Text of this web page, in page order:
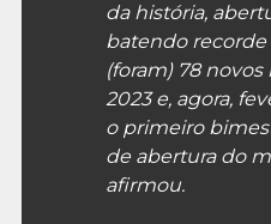
da história,
batendo
(foram) 78
2023 e, agora,
o primeiro
de abertura do
afirmou.